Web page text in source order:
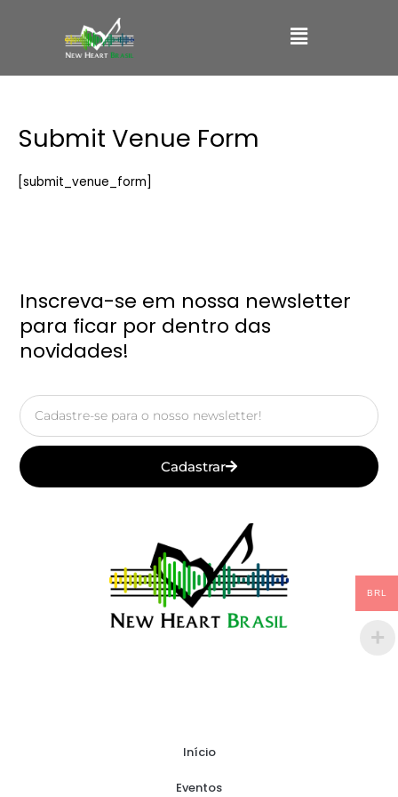
conteúdo
Main
Menu
Submit Venue Form
[submit_venue_form]
Inscreva-se em nossa newsletter
para ficar por dentro das
novidades!
Email
Cadastrar
Início
Eventos
BRL